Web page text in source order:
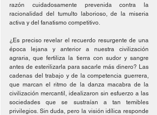
razón cuidadosamente prevenida contra la
racionalidad del tumulto laborioso, de la miseria
activa y del fanatismo competitivo.
¿Es preciso revelar el recuerdo resurgente de una
época lejana y anterior a nuestra civilización
agraria, que fertiliza la tierra con sudor y sangre
antes de esterilizarla para sacarle más dinero? Las
cadenas del trabajo y de la competencia guerrera,
que marcan el ritmo de la danza macabra de la
civilización mercantil, idealizaron sin esfuerzo a las
sociedades que se sustraían a tan temibles
privilegios. Sin duda, pero la visión idílica responde